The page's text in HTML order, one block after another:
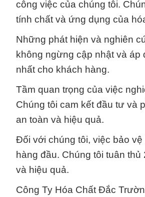
công việc của chúng tôi.
tính chất và ứng dụng của
Những phát hiện và nghiên
không ngừng cập nhật và
nhất cho khách hàng.
Tầm quan trọng của việc
Chúng tôi cam kết đầu tư và
an toàn và hiệu quả.
Đối với chúng tôi, việc bảo
hàng đầu. Chúng tôi tuân
và hiệu quả.
Công Ty Hóa Chất Đắc